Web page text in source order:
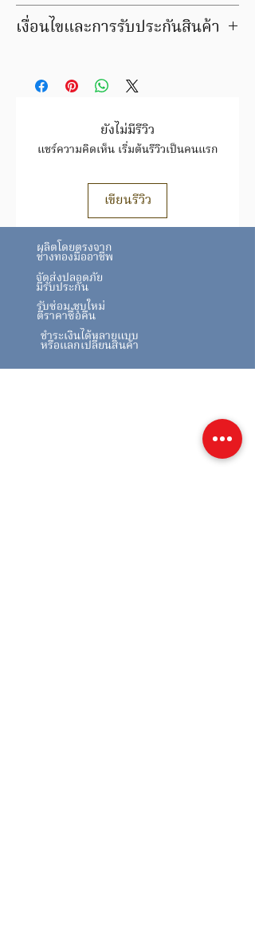
เงื่อนไขและการรับประกันสินค้า
เลือกเปลี่ยนสีเป็นสีทอง สีพิ้งโกล์ด หรือสี
ทองขาวได้ ภายในระยะเวลารับประกัน
ราคาทอง ขึ้น/ลง ตามประกาศของสมาคม
ค้าทองคำฯสินค้าชิ้นนี้ อาจมีการ
ราคาขึ้นอยู่กับราคาทองตามประกาศ
ทองhttps://www.goldtraders.or.th/
ตรวจสอบเงื่อนไขและการรับประกันสินค้า
ได้ที่FAQ
ยังไม่มีรีวิว
แชร์ความคิดเห็น เริ่มต้นรีวิวเป็นคนแรก
เขียนรีวิว
ผลิตโดยตรงจาก
ช่างทองมืออาชีพ
จัดส่งปลอดภัย
มีรับประกัน
รับซ่อม ชุบใหม่
ตีราคาซื้อคืน
ชำระเงินได้หลายแบบ
หรือแลกเปลี่ยนสินค้า